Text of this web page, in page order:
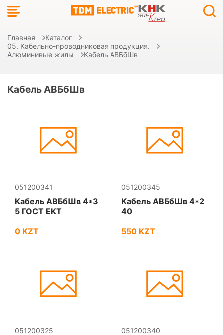
Главная
Каталог
05. Кабельно-проводниковая продукция.
Алюминивые жилы
Кабель АВБбШв
Кабель АВБбШв
051200341
Кабель АВБбШв 4*3
5 ГОСТ ЕКТ
0 KZT
051200345
Кабель АВБбШв 4*2
40
550 KZT
051200325 051200340